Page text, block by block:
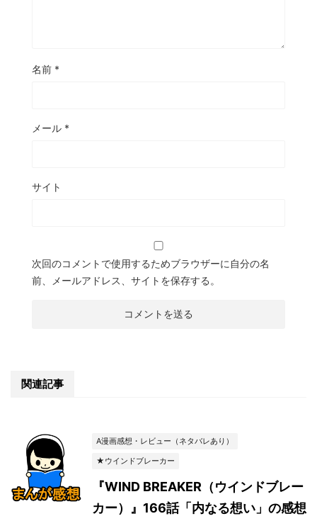
名前 *
メール *
サイト
次回のコメントで使用するためブラウザーに自分の名
前、メールアドレス、サイトを保存する。
関連記事
A漫画感想・レビュー（ネタバレあり）
★ウインドブレーカー
『WIND BREAKER（ウインドブレー
カー）』166話「内なる想い」の感想